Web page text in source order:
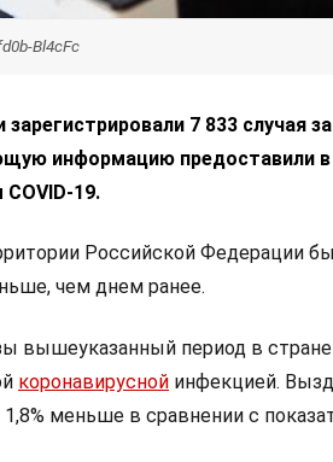
Bl4cFc
7 833 случая
информацию предоставили
19.
Российской Федерации
чем днем ранее.
вышеуказанный период в стране
коронавирусной инфекцией.
1,8% меньше в сравнении с